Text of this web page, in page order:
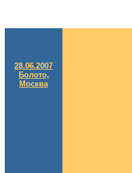
28.06.2007
Болото,
Москва